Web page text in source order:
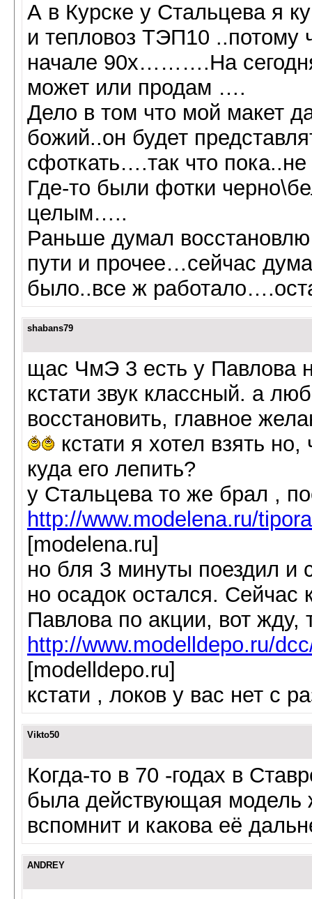
А в Курске у Стальцева я
и тепловоз ТЭП10 ..потому
начале 90х……….На
может или продам ….
Дело в том что мой макет
божий..он будет
сфоткать….так что
Где-то были фотки
целым…..
Раньше думал
пути и прочее…сейчас
было..все ж
shabans79
щас ЧмЭ 3 есть у Павлова
кстати звук классный. а
восстановить, главное
кстати я хотел взять
куда его лепить?
у Стальцева то же брал ,
http://www.modelena.ru/
[modelena.ru]
но бля 3 минуты поездил и
но осадок остался. Сейчас
Павлова по акции, вот жду,
http://www.modelldepo.ru/
[modelldepo.ru]
кстати , локов у вас нет с
Vikto50
Когда-то в 70 -годах в
была действующая модель
вспомнит и какова её
ANDREY